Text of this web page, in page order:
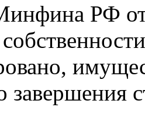
РФ от
завершения